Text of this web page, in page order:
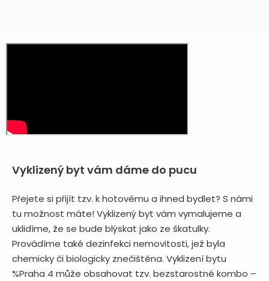
Vyklizený byt vám dáme do pucu
Přejete si přijít tzv. k hotovému a ihned bydlet? S námi
tu možnost máte! Vyklizený byt vám vymalujeme a
uklidíme, že se bude blýskat jako ze škatulky.
Provádíme také dezinfekci nemovitosti, jež byla
chemicky či biologicky znečištěna. Vyklizení bytu
%Praha 4 může obsahovat tzv. bezstarostné kombo –